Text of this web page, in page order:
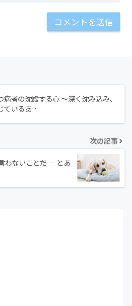
病者の沈殿する心 ～深く沈み込み、
ているあ…
次の記事
わないことだ ― とあ